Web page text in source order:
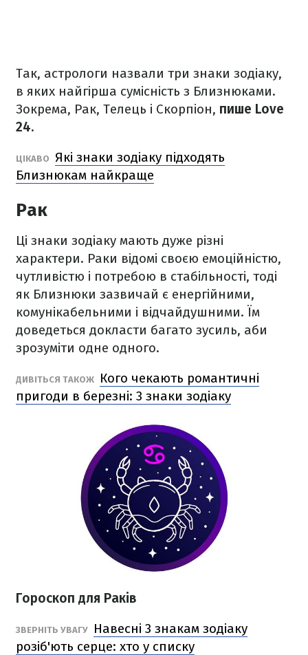
Так, астрологи назвали три знаки зодіаку,
в яких найгірша сумісність з Близнюками.
Зокрема, Рак, Телець і Скорпіон, пише Love
24.
ЦІКАВО Які знаки зодіаку підходять
Близнюкам найкраще
Рак
Ці знаки зодіаку мають дуже різні
характери. Раки відомі своєю емоційністю,
чутливістю і потребою в стабільності, тоді
як Близнюки зазвичай є енергійними,
комунікабельними і відчайдушними. Їм
доведеться докласти багато зусиль, аби
зрозуміти одне одного.
ДИВІТЬСЯ ТАКОЖ
Кого чекають романтичні
пригоди в березні: 3 знаки зодіаку
Гороскоп для Раків
ЗВЕРНІТЬ УВАГУ
Навесні 3 знакам зодіаку
розіб'ють серце: хто у списку